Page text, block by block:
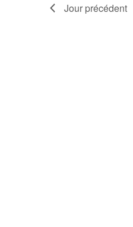
Jour précédent